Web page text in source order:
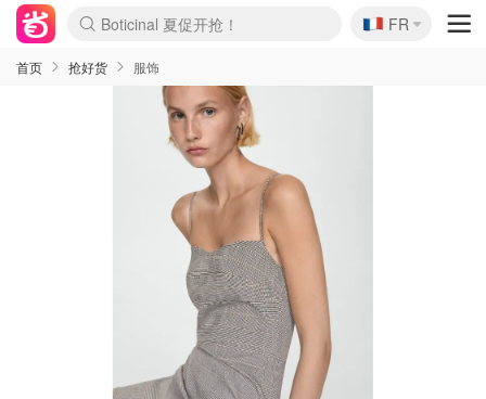
Boticinal 夏促开抢！
4折！lulu周四疯狂上新
还没结束！&OtherStories大促
Joybuy变相75折 随时失效
速领！Stanley独家85折
疑似霸哥！Camper额外叠85折
Zalando 奥莱闪促！每日更新
Moncler反季囤！5折起+叠9折
Coach Brooklyn仅€192
🇫🇷
FR
首页 抢好货 服饰